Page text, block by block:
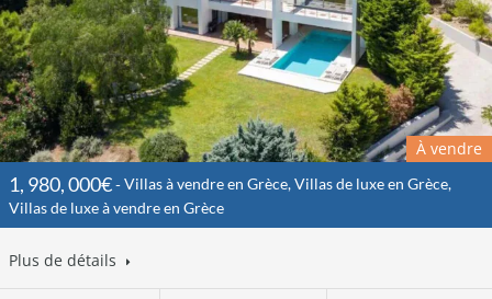
À vendre
1, 980, 000€
Villas à vendre en Grèce, Villas de luxe en Grèce,
Villas de luxe à vendre en Grèce
Plus de détails